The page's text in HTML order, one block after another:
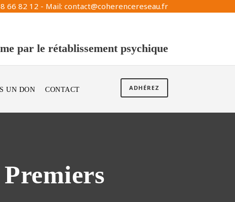
66 82 12 - Mail: contact@coherencereseau.fr
par le rétablissement psychique
UN DON CONTACT ADHÉREZ